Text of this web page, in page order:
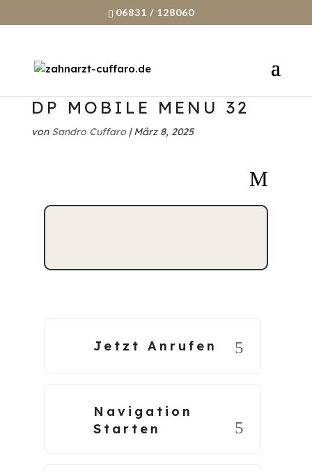
06831 / 128060
DP MOBILE MENU 32
von Sandro Cuffaro|März 8, 2025
M
Jetzt Anrufen
Navigation
Starten